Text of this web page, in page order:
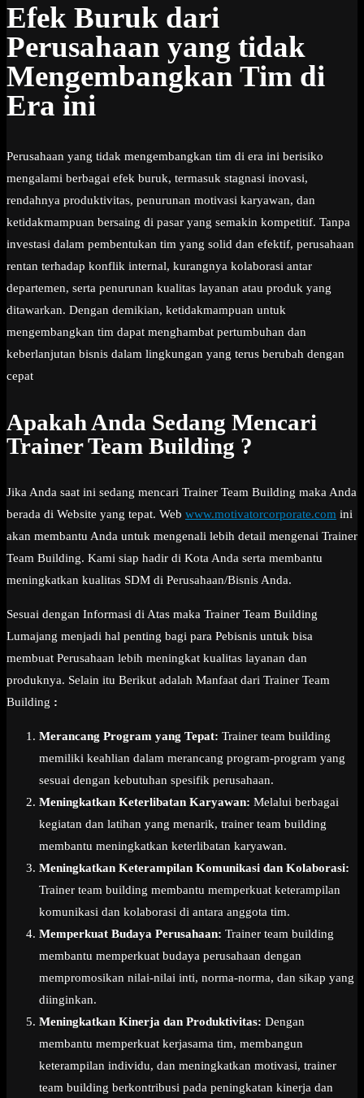
Efek Buruk dari
Perusahaan yang tidak
Mengembangkan Tim di
Era ini
Perusahaan yang tidak mengembangkan tim di era ini berisiko
mengalami berbagai efek buruk, termasuk stagnasi inovasi,
rendahnya produktivitas, penurunan motivasi karyawan, dan
ketidakmampuan bersaing di pasar yang semakin kompetitif. Tanpa
investasi dalam pembentukan tim yang solid dan efektif, perusahaan
rentan terhadap konflik internal, kurangnya kolaborasi antar
departemen, serta penurunan kualitas layanan atau produk yang
ditawarkan. Dengan demikian, ketidakmampuan untuk
mengembangkan tim dapat menghambat pertumbuhan dan
keberlanjutan bisnis dalam lingkungan yang terus berubah dengan
cepat
Apakah Anda Sedang Mencari
Trainer Team Building ?
Jika Anda saat ini sedang mencari Trainer Team Building maka Anda
berada di Website yang tepat. Web www.motivatorcorporate.com ini
akan membantu Anda untuk mengenali lebih detail mengenai Trainer
Team Building. Kami siap hadir di Kota Anda serta membantu
meningkatkan kualitas SDM di Perusahaan/Bisnis Anda.
Sesuai dengan Informasi di Atas maka Trainer Team Building
Lumajang menjadi hal penting bagi para Pebisnis untuk bisa
membuat Perusahaan lebih meningkat kualitas layanan dan
produknya. Selain itu Berikut adalah Manfaat dari Trainer Team
Building :
Merancang Program yang Tepat: Trainer team building
memiliki keahlian dalam merancang program-program yang
sesuai dengan kebutuhan spesifik perusahaan.
Meningkatkan Keterlibatan Karyawan: Melalui berbagai
kegiatan dan latihan yang menarik, trainer team building
membantu meningkatkan keterlibatan karyawan.
Meningkatkan Keterampilan Komunikasi dan Kolaborasi:
Trainer team building membantu memperkuat keterampilan
komunikasi dan kolaborasi di antara anggota tim.
Memperkuat Budaya Perusahaan: Trainer team building
membantu memperkuat budaya perusahaan dengan
mempromosikan nilai-nilai inti, norma-norma, dan sikap yang
diinginkan.
Meningkatkan Kinerja dan Produktivitas: Dengan
membantu memperkuat kerjasama tim, membangun
keterampilan individu, dan meningkatkan motivasi, trainer
team building berkontribusi pada peningkatan kinerja dan